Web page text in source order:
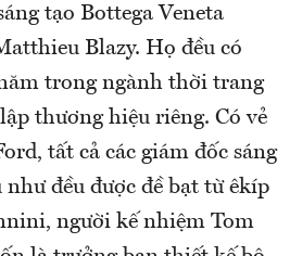
tạo Bottega Veneta
Blazy. Họ đều có
trong ngành thời trang
thương hiệu riêng. Có vẻ
tất cả các giám đốc sáng
như đều được đề bạt từ êkíp
người kế nhiệm Tom